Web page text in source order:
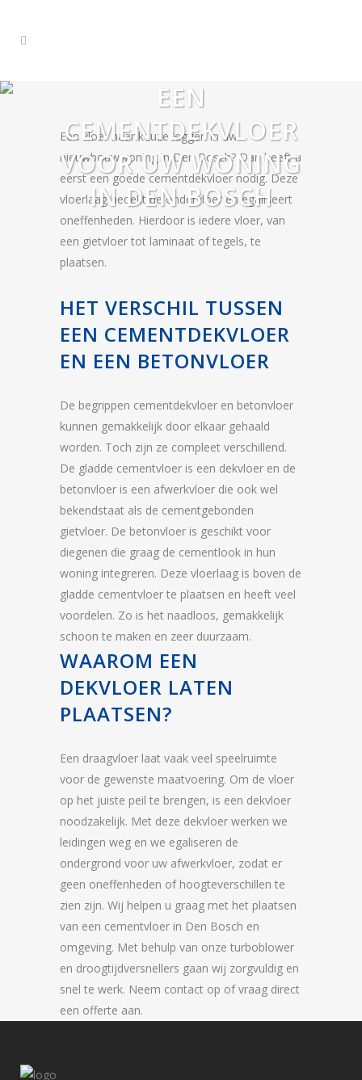
EEN
CEMENTDEKVLOER
VOOR UW WONING
IN DEN BOSCH
Een vloer naar keuze leggen in uw
nieuwbouwwoning in Den Bosch? Dan heeft u
eerst een goede cementdekvloer nodig. Deze
vloerlaag bedekt de ondervloer en egaliseert
oneffenheden. Hierdoor is iedere vloer, van
een gietvloer tot laminaat of tegels, te
plaatsen.
HET VERSCHIL TUSSEN
EEN CEMENTDEKVLOER
EN EEN BETONVLOER
De begrippen cementdekvloer en betonvloer
kunnen gemakkelijk door elkaar gehaald
worden. Toch zijn ze compleet verschillend.
De gladde cementvloer is een dekvloer en de
betonvloer is een afwerkvloer die ook wel
bekendstaat als de cementgebonden
gietvloer. De betonvloer is geschikt voor
diegenen die graag de cementlook in hun
woning integreren. Deze vloerlaag is boven de
gladde cementvloer te plaatsen en heeft veel
voordelen. Zo is het naadloos, gemakkelijk
schoon te maken en zeer duurzaam.
WAAROM EEN
DEKVLOER LATEN
PLAATSEN?
Een draagvloer laat vaak veel speelruimte
voor de gewenste maatvoering. Om de vloer
op het juiste peil te brengen, is een dekvloer
noodzakelijk. Met deze dekvloer werken we
leidingen weg en we egaliseren de
ondergrond voor uw afwerkvloer, zodat er
geen oneffenheden of hoogteverschillen te
zien zijn. Wij helpen u graag met het plaatsen
van een cementvloer in Den Bosch en
omgeving. Met behulp van onze turboblower
en droogtijdversnellers gaan wij zorgvuldig en
snel te werk. Neem contact op of vraag direct
een offerte aan.